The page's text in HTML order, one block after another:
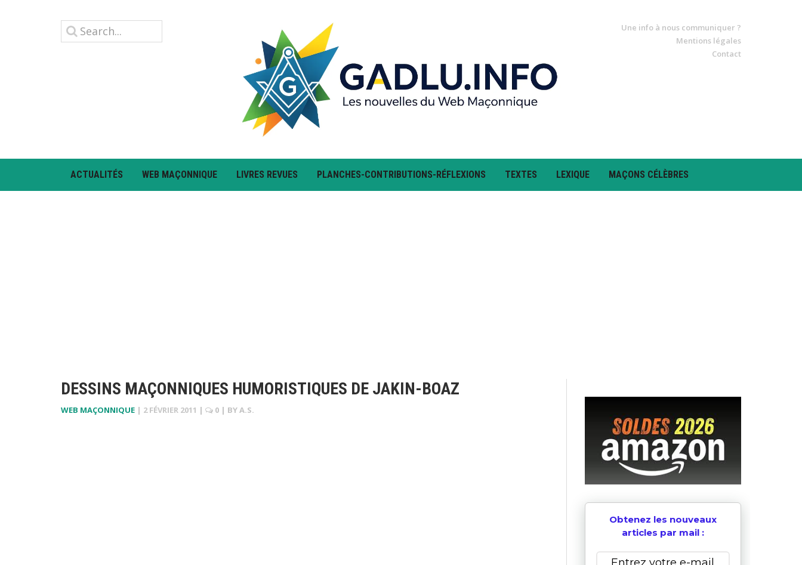
Une info à nous communiquer ?
Mentions légales
Contact
ACTUALITÉS WEB MAÇONNIQUE LIVRES REVUES PLANCHES-CONTRIBUTIONS-RÉFLEXIONS TEXTES LEXIQUE MAÇONS CÉLÈBRES
DESSINS MAÇONNIQUES HUMORISTIQUES DE JAKIN-BOAZ
WEB MAÇONNIQUE | 2 FÉVRIER 2011 | 0 | BYA.S.
Obtenez les nouveaux
articles par mail :